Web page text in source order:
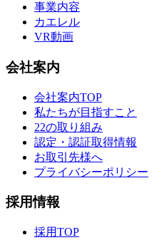
事業内容
カエレル
VR動画
会社案内
会社案内TOP
私たちが目指すこと
22の取り組み
認定・認証取得情報
お取引先様へ
プライバシーポリシー
採用情報
採用TOP